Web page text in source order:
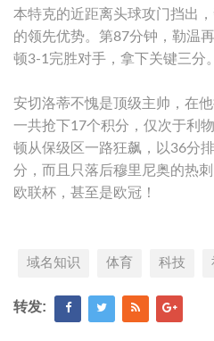
本特克的近距离头球攻门挡出
的领先优势。第87分钟，勒温
顿3-1完胜对手，拿下关键三分。
安切洛蒂不愧是顶级主帅，在
一共抢下17个积分，仅次于利
顿从保级区一路狂飙，以36分
分，而且只落后穆里尼奥的热
欧联杯，甚至是欧冠！
域名知识 体育 科技
转发: